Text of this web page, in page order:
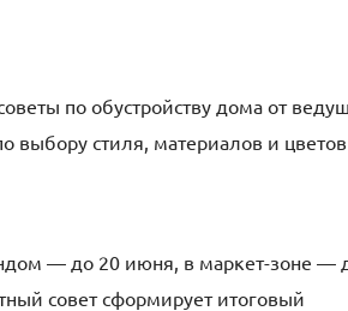
по обустройству дома от
выбору стиля, материалов и
— до 20 июня, в маркет-зоне —
совет сформирует итоговый